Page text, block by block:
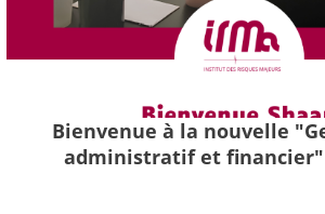
Bienvenue à la nouvelle
administratif et financier"